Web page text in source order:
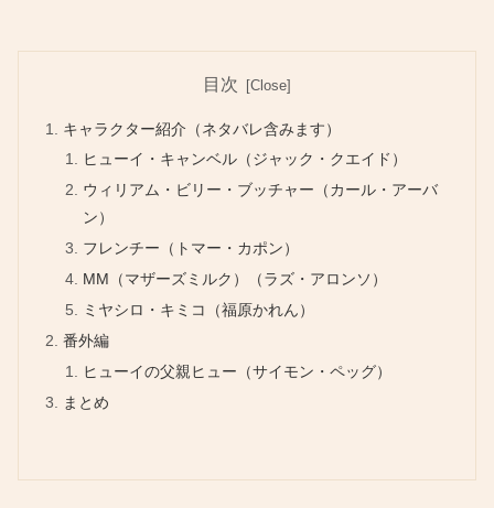
目次
キャラクター紹介（ネタバレ含みます）
ヒューイ・キャンベル（ジャック・クエイド）
ウィリアム・ビリー・ブッチャー（カール・アーバ
ン）
フレンチー（トマー・カポン）
MM（マザーズミルク）（ラズ・アロンソ）
ミヤシロ・キミコ（福原かれん）
番外編
ヒューイの父親ヒュー（サイモン・ペッグ）
まとめ